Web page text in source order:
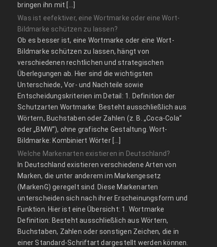
bringen ihn mit […]
Was ist eefektiver, eine Wortmarke oder eine Wort-
Bildmarke schützen zu lassen?
Ob es besser ist, eine Wortmarke oder eine Wort-
Bildmarke schützen zu lassen, hängt von
verschiedenen rechtlichen und strategischen
Überlegungen ab. Hier sind die wichtigsten
Unterschiede, Vor- und Nachteile sowie
Entscheidungskriterien im Detail: 1. Definition der
Schutzarten Wortmarke: Besteht ausschließlich aus
Wörtern, Buchstaben oder Zahlen (z. B. „Coca-Cola“
oder „BMW“), ohne grafische Gestaltung. Wort-
Bildmarke: Kombiniert Wörter […]
Welche Markenarten existieren in Deutschland?
In Deutschland existieren verschiedene Arten von
Marken, die unter anderem im Markengesetz
(MarkenG) geregelt sind. Diese Markenarten
unterscheiden sich nach ihrer Erscheinungsform und
Funktion. Hier ist eine Übersicht: 1. Wortmarke
Definition: Besteht ausschließlich aus Wörtern,
Buchstaben, Zahlen oder sonstigen Zeichen, die in
einer Standard-Schriftart dargestellt werden können.